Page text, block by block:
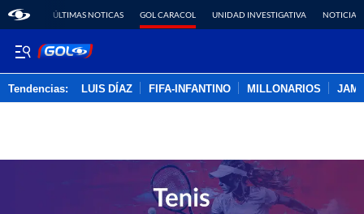
ÚLTIMAS NOTICAS GOL CARACOL UNIDAD INVESTIGATIVA NOTICIAS
Tendencias: LUIS DÍAZ FIFA-INFANTINO MILLONARIOS